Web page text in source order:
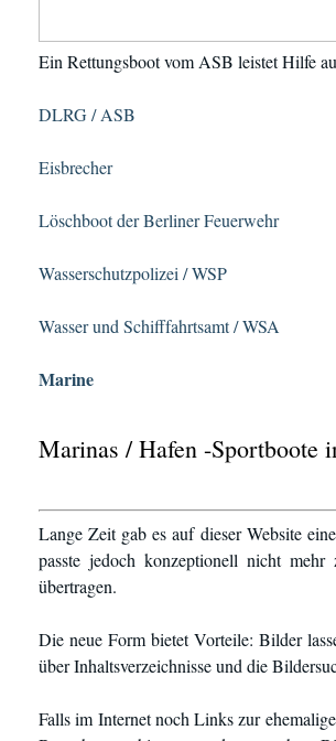
Ein Rettungsboot vom ASB leistet Hilfe
DLRG / ASB
Eisbrecher
Löschboot der Berliner Feuerwehr
Wasserschutzpolizei / WSP
Wasser und Schifffahrtsamt / WSA
Marine
Marinas / Hafen -Sportboote
Lange Zeit gab es auf dieser Website
passte jedoch konzeptionell nicht
übertragen.
Die neue Form bietet Vorteile: Bilder
über Inhaltsverzeichnisse und die
Falls im Internet noch Links zur